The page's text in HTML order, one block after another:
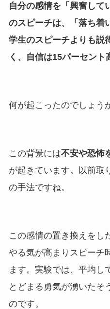
自分の感情を「興奮して
のスピーチは、「落ち着
学生のスピーチよりも説
く、自信は15パーセント
何が起こったのでしょう
この背景には不安や恐怖
が起きています。以前取
の手法ですね。
この感情の置き換えをし
やる気が高まりスピーチ
ます。実験では、平均し
とどまる勇気が湧いたそ
のです。